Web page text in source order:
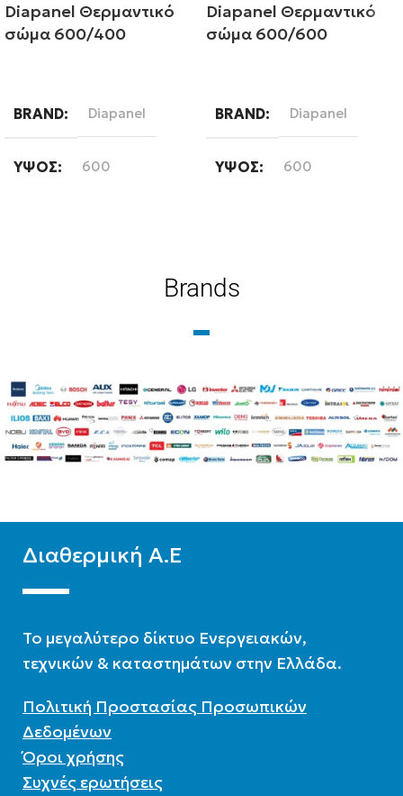
Diapanel Θερμαντικό
σώμα 600/400
BRAND Diapanel
ΎΨΟΣ 600
Δίστηλο ,Μονόστηλο ,
Τρίστηλο
Diapanel Θερμαντικό
σώμα 600/600
BRAND Diapanel
ΎΨΟΣ 600
Τρίστηλο
Brands
Διαθερμική Α.Ε
To μεγαλύτερο δίκτυο Ενεργειακών,
τεχνικών & καταστημάτων στην Ελλάδα.
Πολιτική Προστασίας Προσωπικών
Δεδομένων
Όροι χρήσης
Συχνές ερωτήσεις